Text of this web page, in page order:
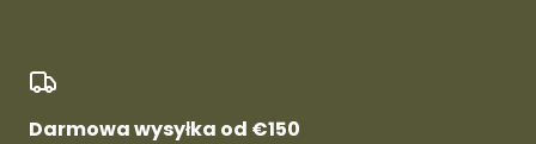
Darmowa wysyłka od €150